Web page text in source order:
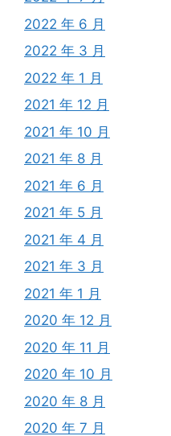
2022 年 6 月
2022 年 3 月
2022 年 1 月
2021 年 12 月
2021 年 10 月
2021 年 8 月
2021 年 6 月
2021 年 5 月
2021 年 4 月
2021 年 3 月
2021 年 1 月
2020 年 12 月
2020 年 11 月
2020 年 10 月
2020 年 8 月
2020 年 7 月